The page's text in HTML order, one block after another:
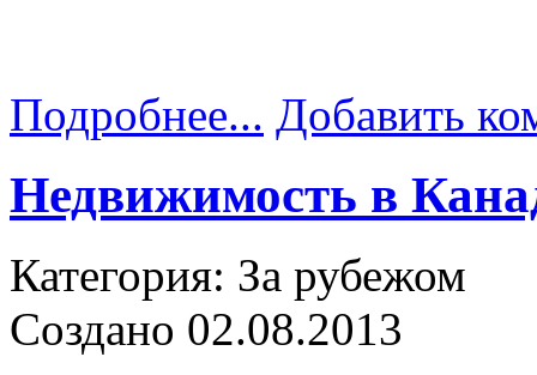
Подробнее... Добавить
Недвижимость в
Категория: За рубежом
Создано 02.08.2013